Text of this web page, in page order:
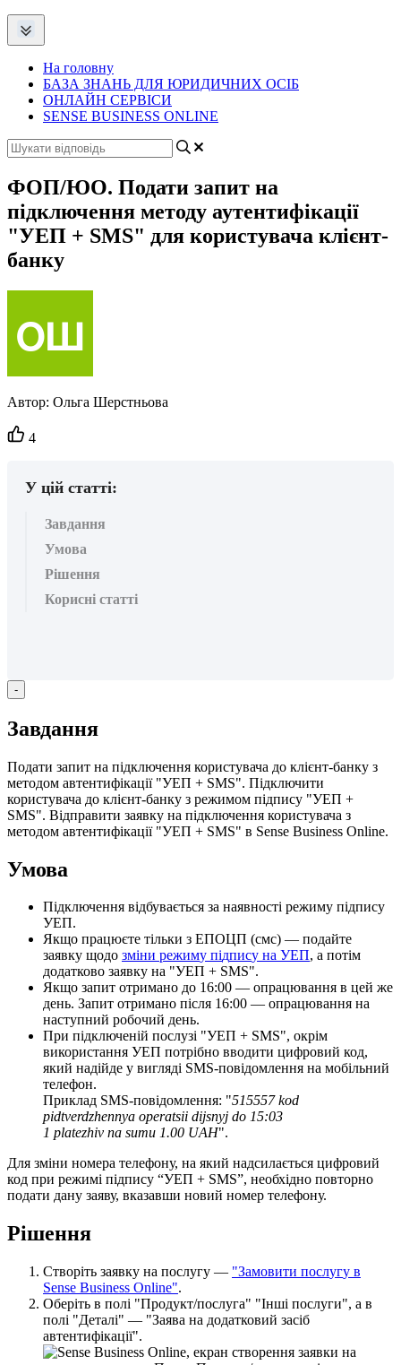
На головну
БАЗА ЗНАНЬ ДЛЯ ЮРИДИЧНИХ ОСІБ
ОНЛАЙН СЕРВІСИ
SENSE BUSINESS ONLINE
ФОП/ЮО. Подати запит на
підключення методу аутентифікації
"УЕП + SMS" для користувача клієнт-
банку
Автор: Ольга Шерстньова
Кількість
вподобайок:
4
У цій статті:
Завдання
Умова
Рішення
Корисні статті
-
Завдання
Подати запит на підключення користувача до клієнт-банку з
методом автентифікації "УЕП + SMS". Підключити
користувача до клієнт-банку з режимом підпису "УЕП +
SMS". Відправити заявку на підключення користувача з
методом автентифікації "УЕП + SMS" в Sense Business Online.
Умова
Підключення відбувається за наявності режиму підпису
УЕП.
Якщо працюєте тільки з ЕПОЦП (смс) — подайте
заявку щодо зміни режиму підпису на УЕП, а потім
додатково заявку на "УЕП + SMS".
Якщо запит отримано до 16:00 — опрацювання в цей же
день. Запит отримано після 16:00 — опрацювання на
наступний робочий день.
При підключеній послузі "УЕП + SMS", окрім
використання УЕП потрібно вводити цифровий код,
який надійде у вигляді SMS-повідомлення на мобільний
телефон.
Приклад SMS-повідомлення: "515557 kod
pidtverdzhennya operatsii dijsnyj do 15:03
1 platezhiv na sumu 1.00 UAH".
Для зміни номера телефону, на який надсилається цифровий
код при режимі підпису “УЕП + SMS”, необхідно повторно
подати дану заяву, вказавши новий номер телефону.
Рішення
Створіть заявку на послугу — "Замовити послугу в
Sense Business Online".
Оберіть в полі "Продукт/послуга" "Інші послуги", а в
полі "Деталі" — "Заява на додатковий засіб
автентифікації".